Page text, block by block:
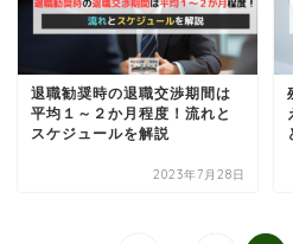
退職勧奨時の退職交渉期間は
平均１～２か月程度！流れと
スケジュールを解説
2023年7月28日